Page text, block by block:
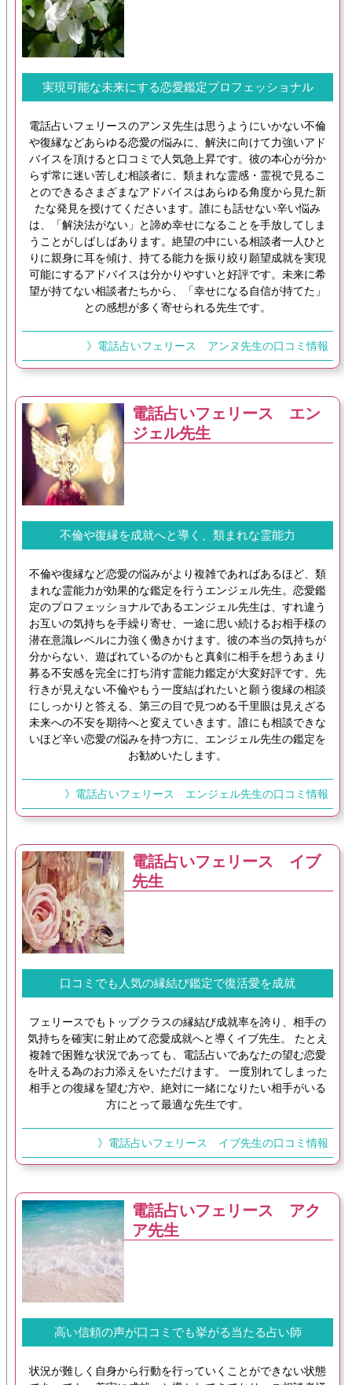
実現可能な未来にする恋愛鑑定プロフェッショナル
電話占いフェリースのアンヌ先生は思うようにいかない不倫
や復縁などあらゆる恋愛の悩みに、解決に向けて力強いアド
バイスを頂けると口コミで人気急上昇です。彼の本心が分か
らず常に迷い苦しむ相談者に、類まれな霊感・霊視で見るこ
とのできるさまざまなアドバイスはあらゆる角度から見た新
たな発見を授けてくださいます。誰にも話せない辛い悩み
は、「解決法がない」と諦め幸せになることを手放してしま
うことがしばしばあります。絶望の中にいる相談者一人ひと
りに親身に耳を傾け、持てる能力を振り絞り願望成就を実現
可能にするアドバイスは分かりやすいと好評です。未来に希
望が持てない相談者たちから、「幸せになる自信が持てた」
との感想が多く寄せられる先生です。
》電話占いフェリース アンヌ先生の口コミ情報
電話占いフェリース エン
ジェル先生
不倫や復縁を成就へと導く、類まれな霊能力
不倫や復縁など恋愛の悩みがより複雑であればあるほど、類
まれな霊能力が効果的な鑑定を行うエンジェル先生。恋愛鑑
定のプロフェッショナルであるエンジェル先生は、すれ違う
お互いの気持ちを手繰り寄せ、一途に思い続けるお相手様の
潜在意識レベルに力強く働きかけます。彼の本当の気持ちが
分からない、遊ばれているのかもと真剣に相手を想うあまり
募る不安感を完全に打ち消す霊能力鑑定が大変好評です。先
行きが見えない不倫やもう一度結ばれたいと願う復縁の相談
にしっかりと答える、第三の目で見つめる千里眼は見えざる
未来への不安を期待へと変えていきます。誰にも相談できな
いほど辛い恋愛の悩みを持つ方に、エンジェル先生の鑑定を
お勧めいたします。
》電話占いフェリース エンジェル先生の口コミ情報
電話占いフェリース イブ
先生
口コミでも人気の縁結び鑑定で復活愛を成就
フェリースでもトップクラスの縁結び成就率を誇り、相手の
気持ちを確実に射止めて恋愛成就へと導くイブ先生。 たとえ
複雑で困難な状況であっても、電話占いであなたの望む恋愛
を叶える為のお力添えをいただけます。 一度別れてしまった
相手との復縁を望む方や、絶対に一緒になりたい相手がいる
方にとって最適な先生です。
》電話占いフェリース イブ先生の口コミ情報
電話占いフェリース アク
ア先生
高い信頼の声が口コミでも挙がる当たる占い師
状況が難しく自身から行動を行っていくことができない状態